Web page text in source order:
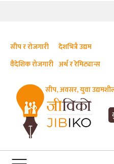
JIBIKO.COM
तपाईंको जीविकाको साथी
सीप, अवसर, युवा
सीप र रोजगारी
देशभित्रै उद्यम
वैदेशिक रोजगारी अर्थ र रेमिट्यान्स